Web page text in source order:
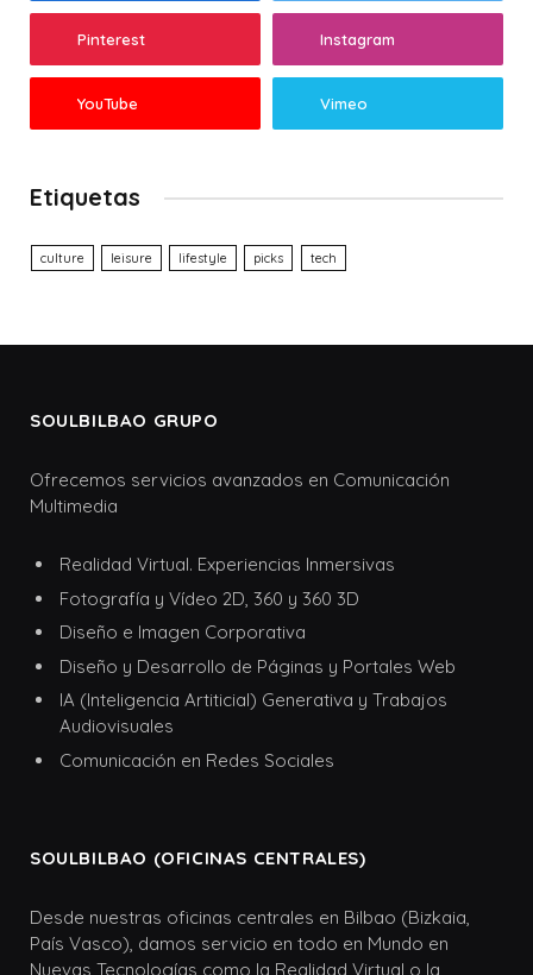
Pinterest Instagram
YouTube Vimeo
Etiquetas
culture leisure lifestyle picks tech
SOULBILBAO GRUPO
Ofrecemos servicios avanzados en Comunicación
Multimedia
Realidad Virtual. Experiencias Inmersivas
Fotografía y Vídeo 2D, 360 y 360 3D
Diseño e Imagen Corporativa
Diseño y Desarrollo de Páginas y Portales Web
IA (Inteligencia Artiticial) Generativa y Trabajos
Audiovisuales
Comunicación en Redes Sociales
SOULBILBAO (OFICINAS CENTRALES)
Desde nuestras oficinas centrales en Bilbao (Bizkaia,
País Vasco), damos servicio en todo en Mundo en
Nuevas Tecnologías como la Realidad Virtual o la